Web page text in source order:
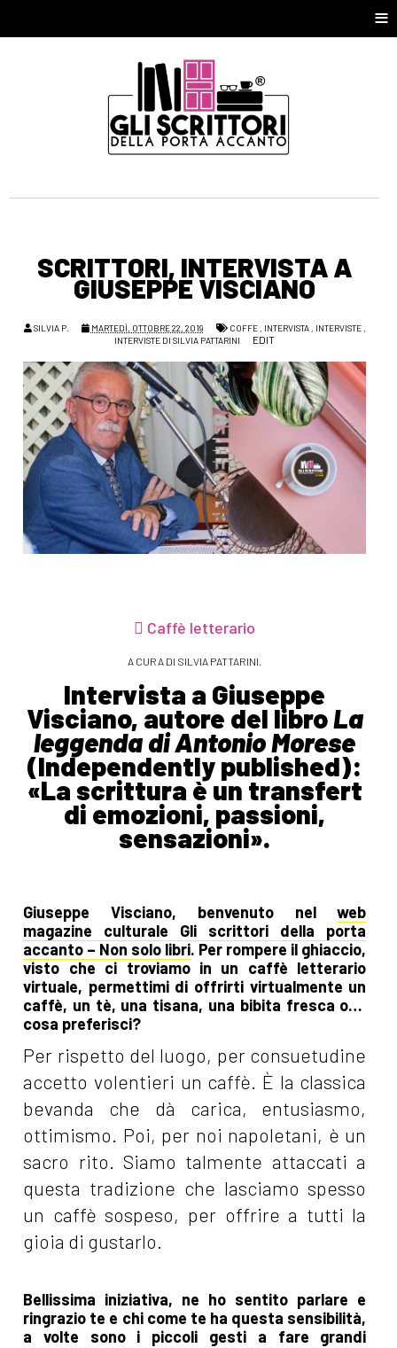
≡
SCRITTORI, INTERVISTA A
GIUSEPPE VISCIANO
SILVIA P. MARTEDÌ, OTTOBRE 22, 2019 COFFE, INTERVISTA, INTERVISTE,
INTERVISTE DI SILVIA PATTARINI
EDIT
Caffè letterario
A CURA DI SILVIA PATTARINI.
Intervista a Giuseppe
Visciano, autore del libroLa
leggenda di Antonio Morese
(Independently published):
«La scrittura è un transfert
di emozioni, passioni,
sensazioni».
Giuseppe Visciano, benvenuto nelweb
magazine culturale Gli scrittori della porta
accanto – Non solo libri. Per rompere il ghiaccio,
visto che ci troviamo in un caffè letterario
virtuale, permettimi di offrirti virtualmente un
caffè, un tè, una tisana, una bibita fresca o…
cosa preferisci?
Per rispetto del luogo, per consuetudine
accetto volentieri un caffè. È la classica
bevanda che dà carica, entusiasmo,
ottimismo. Poi, per noi napoletani, è un
sacro rito. Siamo talmente attaccati a
questa tradizione che lasciamo spesso
un caffè sospeso, per offrire a tutti la
gioia di gustarlo.
Bellissima iniziativa, ne ho sentito parlare e
ringrazio te e chi come te ha questa sensibilità,
a volte sono i piccoli gesti a fare grandi